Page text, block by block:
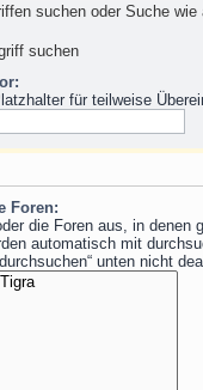
suchen oder Suche wie
suchen
für teilweise
Foren:
die Foren aus, in denen
automatisch mit
unten nicht